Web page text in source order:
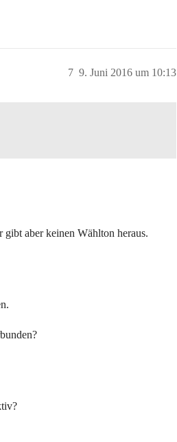
9. Juni 2016 um 10:13
7
aber keinen Wählton heraus.